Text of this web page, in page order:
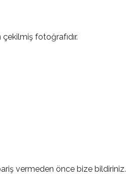
fotoğrafıdır.
vermeden önce bize bildiriniz.